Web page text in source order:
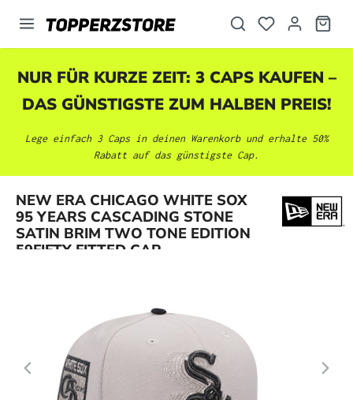
springen
NUR FÜR KURZE ZEIT: 3 CAPS KAUFEN –
DAS GÜNSTIGSTE ZUM HALBEN PREIS!
Lege einfach 3 Caps in deinen Warenkorb und erhalte 50%
Rabatt auf das günstigste Cap.
NEW ERA CHICAGO WHITE SOX
95 YEARS CASCADING STONE
SATIN BRIM TWO TONE EDITION
59FIFTY FITTED CAP
Bildergalerie überspringen